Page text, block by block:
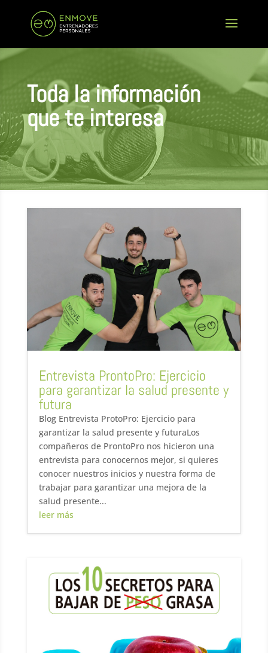
Toda la información
que te interesa
Entrevista ProntoPro: Ejercicio
para garantizar la salud presente y
futura
Blog Entrevista ProtoPro: Ejercicio para
garantizar la salud presente y futuraLos
compañeros de ProntoPro nos hicieron una
entrevista para conocernos mejor, si quieres
conocer nuestros inicios y nuestra forma de
trabajar para garantizar una mejora de la
salud presente...
leer más